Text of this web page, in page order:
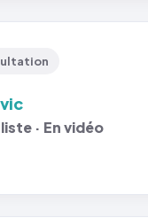
· En vidéo